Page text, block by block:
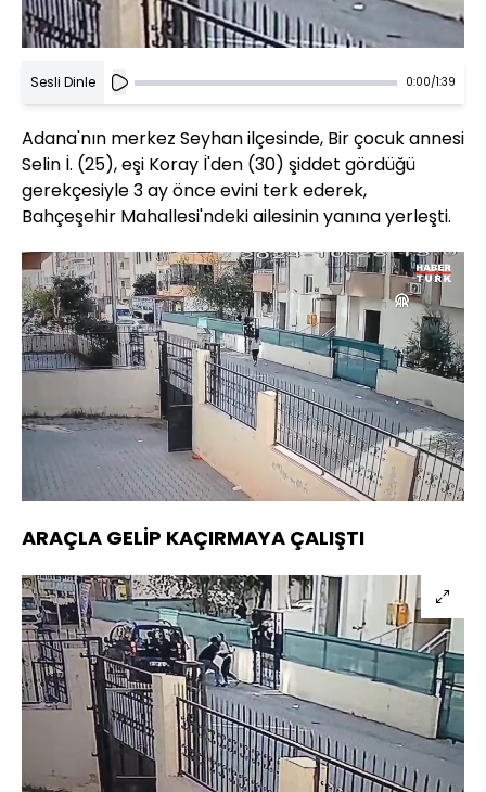
Sesli Dinle 0:00/1:39
Adana'nın merkez Seyhan ilçesinde, Bir çocuk annesi
Selin İ. (25), eşi Koray İ'den (30) şiddet gördüğü
gerekçesiyle 3 ay önce evini terk ederek,
Bahçeşehir Mahallesi'ndeki ailesinin yanına yerleşti.
Sesi
Aç
Yüklendi:
47.12%
Oynatma
Hızı
ARAÇLA GELİP KAÇIRMAYA ÇALIŞTI